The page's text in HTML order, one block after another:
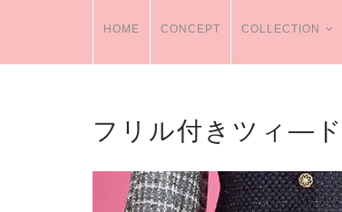
HOME CONCEPT COLLECTION
フリル付きツィ―